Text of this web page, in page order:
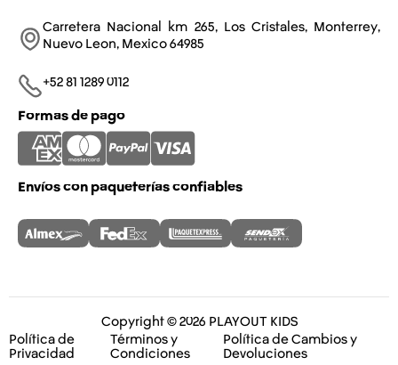
Carretera Nacional km 265, Los Cristales, Monterrey,
Nuevo Leon, Mexico 64985
+52 81 1289 0112​
Formas de pago
Envíos con paqueterías confiables
Copyright © 2026 PLAYOUT KIDS
Política de
Privacidad
Términos y
Condiciones
Política de Cambios y
Devoluciones